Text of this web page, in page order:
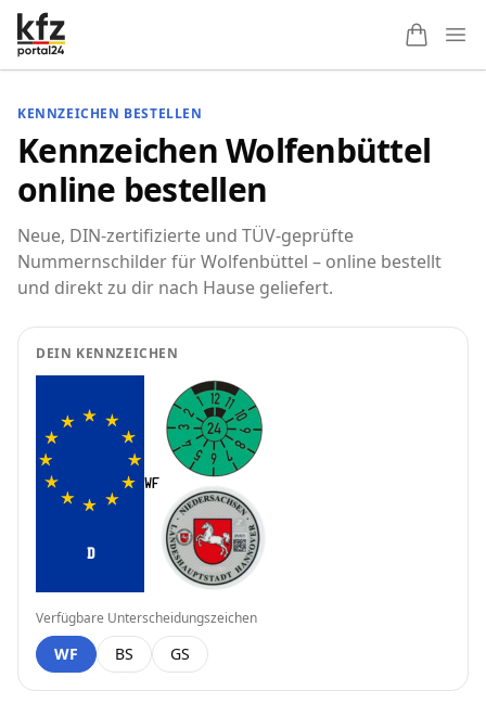
KENNZEICHEN BESTELLEN
Kennzeichen Wolfenbüttel
online bestellen
Neue, DIN-zertifizierte und TÜV-geprüfte
Nummernschilder für Wolfenbüttel – online bestellt
und direkt zu dir nach Hause geliefert.
DEIN KENNZEICHEN
D
Verfügbare Unterscheidungszeichen
WF BS GS